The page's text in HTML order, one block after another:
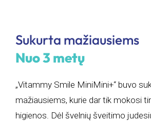
Sukurta mažiausiems
Nuo 3 metų
„Vitammy Smile MiniMini+“ buvo
mažiausiems, kurie dar tik mokosi
higienos. Dėl švelnių šveitimo